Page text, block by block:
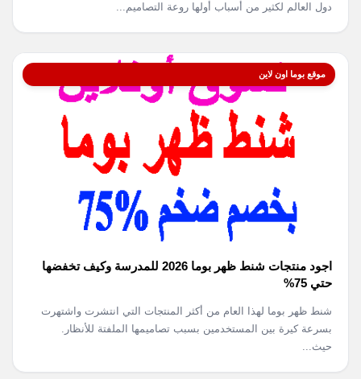
دول العالم لكثير من أسباب أولها روعة التصاميم...
موقع بوما اون لاين
اجود منتجات شنط ظهر بوما 2026 للمدرسة وكيف تخفضها
حتي 75%
شنط ظهر بوما لهذا العام من أكثر المنتجات التي انتشرت واشتهرت
بسرعة كيرة بين المستخدمين بسبب تصاميمها الملفتة للأنظار.
حيث...